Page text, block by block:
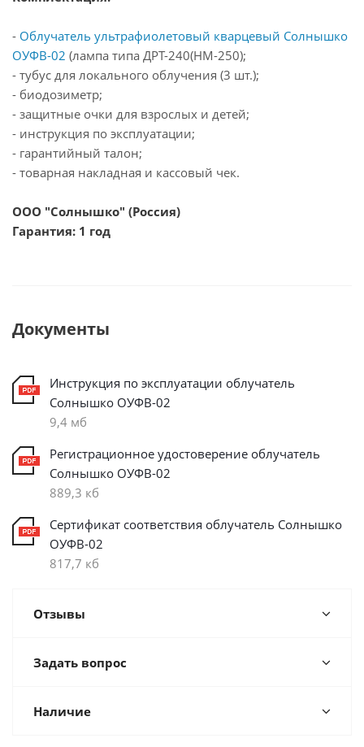
- Облучатель ультрафиолетовый кварцевый Солнышко
ОУФВ-02 (лампа типа ДРТ-240(НМ-250);
- тубус для локального облучения (3 шт.);
- биодозиметр;
- защитные очки для взрослых и детей;
- инструкция по эксплуатации;
- гарантийный талон;
- товарная накладная и кассовый чек.
ООО "Солнышко" (Россия)
Гарантия: 1 год
Документы
Инструкция по эксплуатации облучатель
Солнышко ОУФВ-02
9,4 мб
Регистрационное удостоверение облучатель
Солнышко ОУФВ-02
889,3 кб
Сертификат соответствия облучатель Солнышко
ОУФВ-02
817,7 кб
Отзывы
Задать вопрос
Наличие